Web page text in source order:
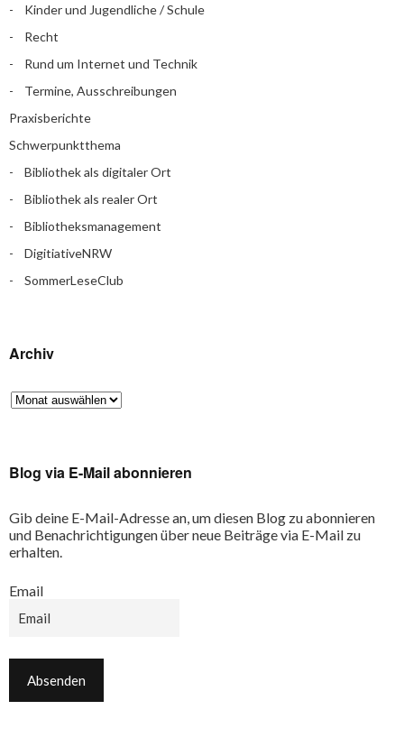
Kinder und Jugendliche / Schule
Recht
Rund um Internet und Technik
Termine, Ausschreibungen
Praxisberichte
Schwerpunktthema
Bibliothek als digitaler Ort
Bibliothek als realer Ort
Bibliotheksmanagement
DigitiativeNRW
SommerLeseClub
Archiv
Blog via E-Mail abonnieren
Gib deine E-Mail-Adresse an, um diesen Blog zu abonnieren
und Benachrichtigungen über neue Beiträge via E-Mail zu
erhalten.
Email